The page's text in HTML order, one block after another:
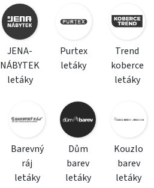
JENA-
NÁBYTEK
letáky
Purtex
letáky
Trend
koberce
letáky
Barevný
ráj
letáky
Dům
barev
letáky
Kouzlo
barev
letáky